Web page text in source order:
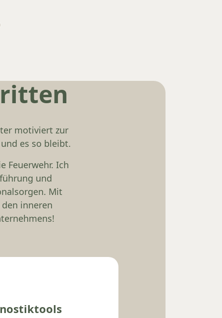
motiviert zur
es so bleibt.
Feuerwehr. Ich
und
Mit
inneren